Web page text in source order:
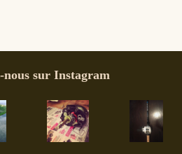
nous sur Instagram